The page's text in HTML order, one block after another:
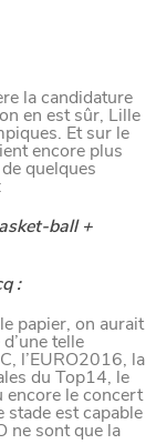
la candidature
en est sûr, Lille
Et sur le
encore plus
quelques
ball +
:
papier, on aurait
telle
l’EURO2016, la
du Top14, le
encore le concert
stade est capable
ne sont que la
vous
utilisons
besoins des